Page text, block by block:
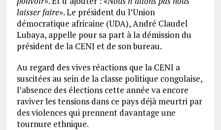
laisser faire». Le président du l’Union
démocratique africaine (UDA), André Claudel
Lubaya, appelle pour sa part à la démission du
président de la CENI et de son bureau.
Au regard des vives réactions que la CENI a
suscitées au sein de la classe politique congolaise,
l’absence des élections cette année va encore
raviver les tensions dans ce pays déjà meurtri par
des violences qui prennent davantage une
tournure ethnique.